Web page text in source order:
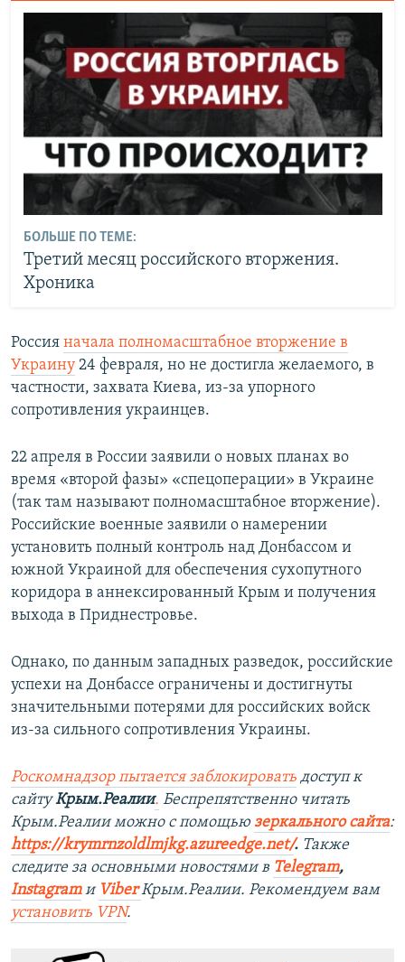
БОЛЬШЕ ПО ТЕМЕ:
Третий месяц российского вторжения.
Хроника
Россия начала полномасштабное вторжение в
Украину 24 февраля, но не достигла желаемого, в
частности, захвата Киева, из-за упорного
сопротивления украинцев.
22 апреля в России заявили о новых планах во
время «второй фазы» «спецоперации» в Украине
(так там называют полномасштабное вторжение).
Российские военные заявили о намерении
установить полный контроль над Донбассом и
южной Украиной для обеспечения сухопутного
коридора в аннексированный Крым и получения
выхода в Приднестровье.
Однако, по данным западных разведок, российские
успехи на Донбассе ограничены и достигнуты
значительными потерями для российских войск
из-за сильного сопротивления Украины.
Роскомнадзор пытается заблокировать доступ к
сайту Крым.Реалии. Беспрепятственно читать
Крым.Реалии можно с помощью зеркального сайта:
https://krymrnzoldlmjkg.azureedge.net/. Также
следите за основными новостями в Telegram,
Instagram и ViberКрым.Реалии. Рекомендуем вам
установить VPN.